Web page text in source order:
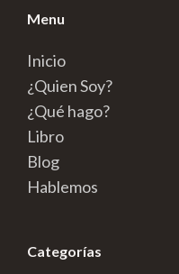
Menu
Inicio
¿Quien Soy?
¿Qué hago?
Libro
Blog
Hablemos
Categorías